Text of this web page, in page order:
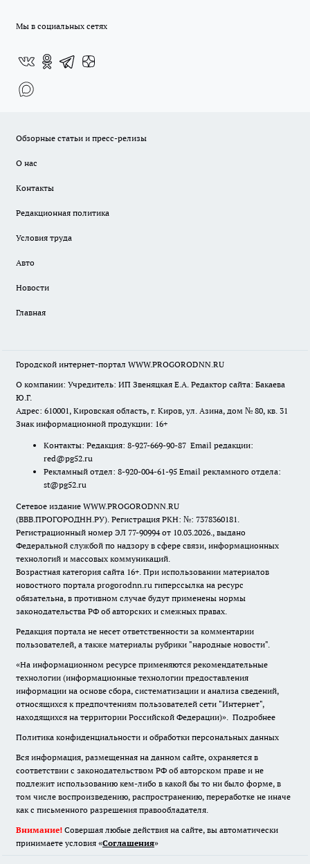
Мы в социальных сетях
Обзорные статьи и пресс-релизы
О нас
Контакты
Редакционная политика
Условия труда
Авто
Новости
Главная
Городской интернет-портал WWW.PROGORODNN.RU
О компании: Учредитель: ИП Звеняцкая Е.А. Редактор сайта: Бакаева
Ю.Г.
Адрес: 610001, Кировская область, г. Киров, ул. Азина, дом № 80, кв. 31
Знак информационной продукции: 16+
Контакты: Редакция: 8-927-669-90-87 Email редакции:
red@pg52.ru
Рекламный отдел: 8-920-004-61-95 Email рекламного отдела:
st@pg52.ru
Сетевое издание WWW.PROGORODNN.RU
(ВВВ.ПРОГОРОДНН.РУ). Регистрация РКН: №: 7378360181.
Регистрационный номер ЭЛ 77-90994 от 10.03.2026., выдано
Федеральной службой по надзору в сфере связи, информационных
технологий и массовых коммуникаций.
Возрастная категория сайта 16+. При использовании материалов
новостного портала progorodnn.ru гиперссылка на ресурс
обязательна, в противном случае будут применены нормы
законодательства РФ об авторских и смежных правах.
Редакция портала не несет ответственности за комментарии
пользователей, а также материалы рубрики "народные новости".
«На информационном ресурсе применяются рекомендательные
технологии (информационные технологии предоставления
информации на основе сбора, систематизации и анализа сведений,
относящихся к предпочтениям пользователей сети "Интернет",
находящихся на территории Российской Федерации)». Подробнее
Политика конфиденциальности и обработки персональных данных
Вся информация, размещенная на данном сайте, охраняется в
соответствии с законодательством РФ об авторском праве и не
подлежит использованию кем-либо в какой бы то ни было форме, в
том числе воспроизведению, распространению, переработке не иначе
как с письменного разрешения правообладателя.
Внимание! Совершая любые действия на сайте, вы автоматически
принимаете условия «Cоглашения»